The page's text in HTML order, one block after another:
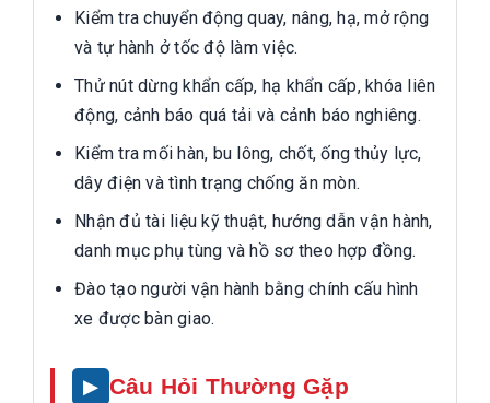
Kiểm tra chuyển động quay, nâng, hạ, mở rộng
và tự hành ở tốc độ làm việc.
Thử nút dừng khẩn cấp, hạ khẩn cấp, khóa liên
động, cảnh báo quá tải và cảnh báo nghiêng.
Kiểm tra mối hàn, bu lông, chốt, ống thủy lực,
dây điện và tình trạng chống ăn mòn.
Nhận đủ tài liệu kỹ thuật, hướng dẫn vận hành,
danh mục phụ tùng và hồ sơ theo hợp đồng.
Đào tạo người vận hành bằng chính cấu hình
xe được bàn giao.
Câu Hỏi Thường Gặp